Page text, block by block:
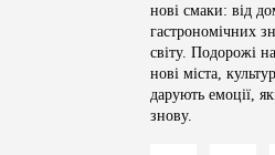
нові смаки: від
гастрономічних
світу. Подорожі
нові міста,
дарують емоції,
знову.